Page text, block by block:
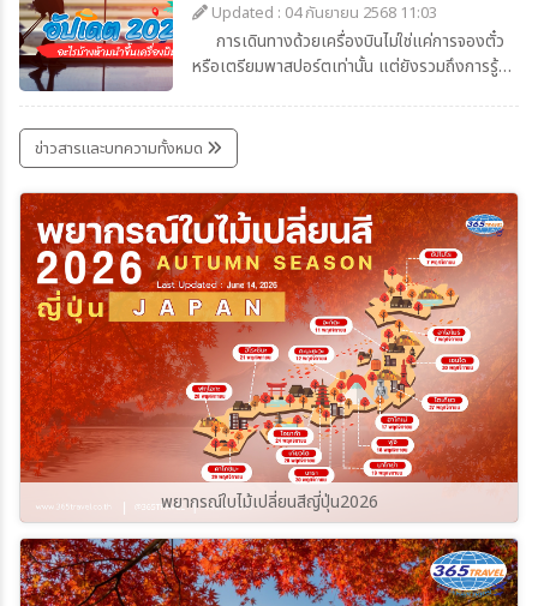
Updated : 04 กันยายน 2568 11:03
การเดินทางด้วยเครื่องบินไม่ใช่แค่การจองตั๋ว
หรือเตรียมพาสปอร์ตเท่านั้น แต่ยังรวมถึงการรู้
ต่อการถูกยึด ปรับ หรือถูกปฏิเสธการเดินทางได้
บทความนี้รวบรวมรายการ ล่าสุดปี 2025 มาให้ได้
เช็กกันก่อนเก็บกระเป๋าเที่ยว เพื่อให้การเดินทาง
ราบรื่นและปลอดภัยที่สุด ไปกับ
365Travel(ทัวร์365วัน)
ข่าวสารและบทความทั้งหมด
พยากรณ์ใบไม้เปลี่ยนสีญี่ปุ่น2026